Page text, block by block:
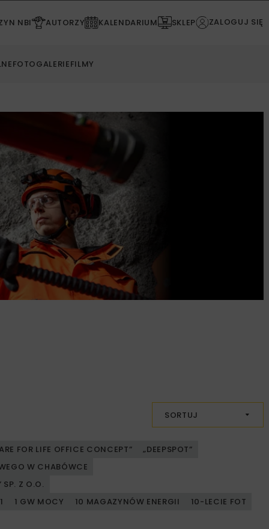
NBI AUTORZY KALENDARIUM SKLEP ZALOGUJ SIĘ
FOTOGALERIEFILMY
SORTUJ
FOR LIFE OFFICE CONCEPT”
„DEEPSPOT”
W CHABÓWCE
SP. Z O.O.
1 1 GW MOCY 10 MAGAZYNÓW ENERGII
10-LECIE FOT